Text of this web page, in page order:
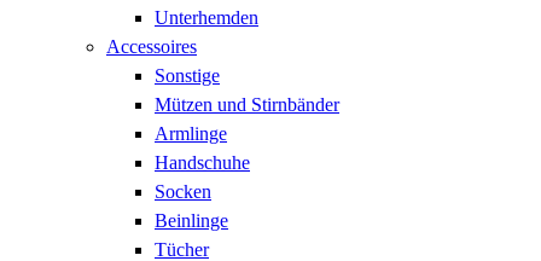
Unterhemden
Accessoires
Sonstige
Mützen und Stirnbänder
Armlinge
Handschuhe
Socken
Beinlinge
Tücher